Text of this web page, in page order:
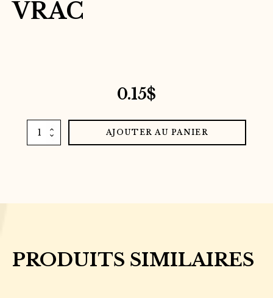
VRAC
0.15$
quantité
de
AJOUTER AU PANIER
PRODUITS SIMILAIRES